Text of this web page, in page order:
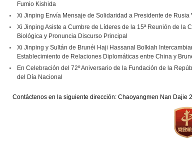
Fumio Kishida
Xi Jinping Envía Mensaje de Solidaridad a Presidente de
Xi Jinping Asiste a Cumbre de Líderes de la 15ª Reunión de la
Biológica y Pronuncia Discurso Principal
Xi Jinping y Sultán de Brunéi Haji Hassanal Bolkiah
Establecimiento de Relaciones Diplomáticas entre China y
En Celebración del 72º Aniversario de la Fundación de la
del Día Nacional
Contáctenos en la siguiente dirección: Chaoyangmen Nan Dajie